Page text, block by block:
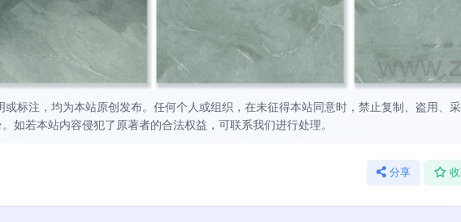
标注，均为本站原创发布。任何个人或组织，在未征得本站同意时，禁止复制、盗用、
如若本站内容侵犯了原著者的合法权益，可联系我们进行处理。
分享